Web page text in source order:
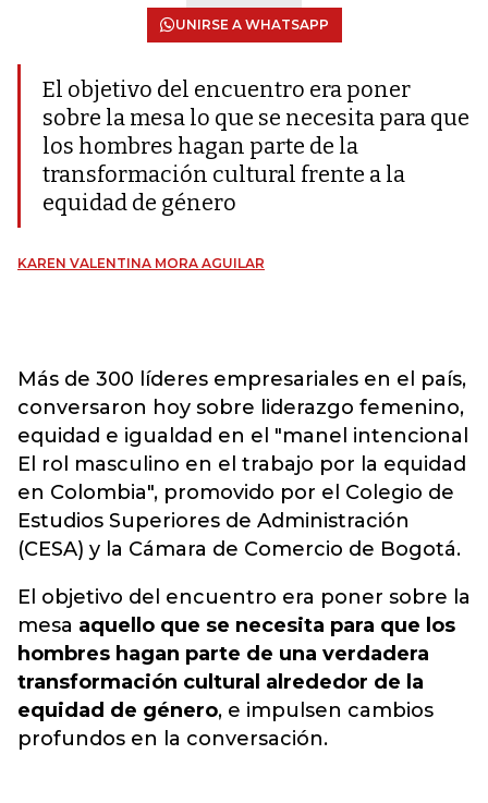
UNIRSE A WHATSAPP
El objetivo del encuentro era poner
sobre la mesa lo que se necesita para que
los hombres hagan parte de la
transformación cultural frente a la
equidad de género
KAREN VALENTINA MORA AGUILAR
Más de 300 líderes empresariales en el país,
conversaron hoy sobre liderazgo femenino,
equidad e igualdad en el "manel intencional
El rol masculino en el trabajo por la equidad
en Colombia", promovido por el Colegio de
Estudios Superiores de Administración
(CESA) y la Cámara de Comercio de Bogotá.
El objetivo del encuentro era poner sobre la
mesa aquello que se necesita para que los
hombres hagan parte de una verdadera
transformación cultural alrededor de la
equidad de género, e impulsen cambios
profundos en la conversación.